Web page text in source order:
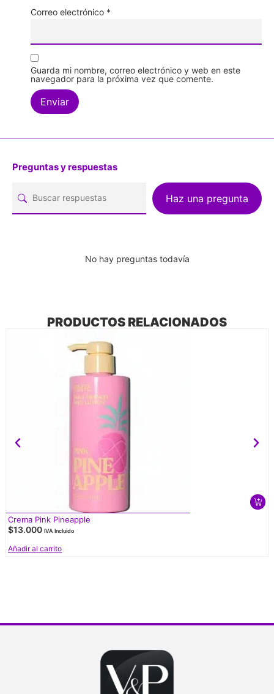
Correo electrónico *
Guarda mi nombre, correo electrónico y web en este
navegador para la próxima vez que comente.
Preguntas y respuestas
Haz una pregunta
No hay preguntas todavía
PRODUCTOS RELACIONADOS
Crema Pink Pineapple
$13.000 IVA Incluido
Añadir al carrito